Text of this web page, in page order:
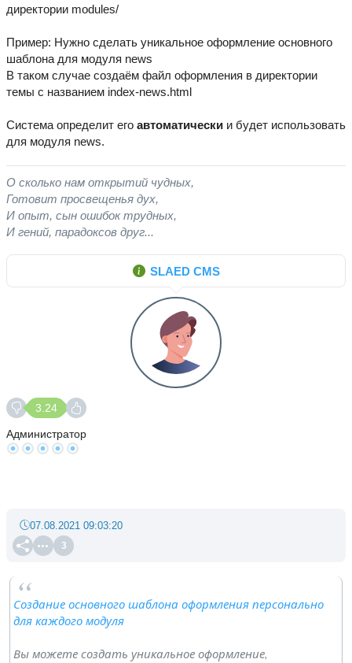
директории modules/
Пример: Нужно сделать уникальное оформление основного
шаблона для модуля news
В таком случае создаём файл оформления в директории
темы с названием index-news.html
Система определит его автоматически и будет использовать
для модуля news.
О сколько нам открытий чудных,
Готовит просвещенья дух,
И опыт, сын ошибок трудных,
И гений, парадоксов друг...
SLAED CMS
3.24
Администратор
3
07.08.2021 09:03:20
Создание основного шаблона оформления персонально
для каждого модуля
Вы можете создать уникальное оформление,